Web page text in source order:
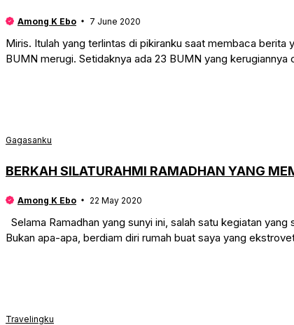
Among K Ebo 7 June 2020
Miris. Itulah yang terlintas di pikiranku saat membaca berita
BUMN merugi. Setidaknya ada 23 BUMN yang kerugiannya
Gagasanku
BERKAH SILATURAHMI RAMADHAN YANG
Among K Ebo 22 May 2020
Selama Ramadhan yang sunyi ini, salah satu kegiatan
Bukan apa-apa, berdiam diri rumah buat saya yang
Travelingku